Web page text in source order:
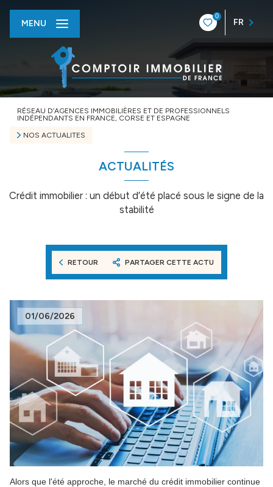
0
FR
MENU
RÉSEAU D’AGENCES IMMOBILIÈRES ET DE PROFESSIONNELS
INDÉPENDANTS EN FRANCE, CORSE ET ESPAGNE
NOS ACTUALITES
ACTUALITÉS
Crédit immobilier : un début d’été placé sous le signe de la
stabilité
RETOUR PARTAGER CETTE ACTU
01/06/2026
Alors que l'été approche, le marché du crédit immobilier continue